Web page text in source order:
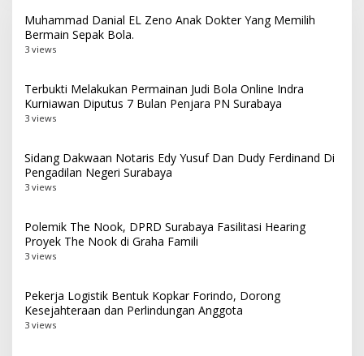
Muhammad Danial EL Zeno Anak Dokter Yang Memilih
Bermain Sepak Bola.
3 views
Terbukti Melakukan Permainan Judi Bola Online Indra
Kurniawan Diputus 7 Bulan Penjara PN Surabaya
3 views
Sidang Dakwaan Notaris Edy Yusuf Dan Dudy Ferdinand Di
Pengadilan Negeri Surabaya
3 views
Polemik The Nook, DPRD Surabaya Fasilitasi Hearing
Proyek The Nook di Graha Famili
3 views
Pekerja Logistik Bentuk Kopkar Forindo, Dorong
Kesejahteraan dan Perlindungan Anggota
3 views